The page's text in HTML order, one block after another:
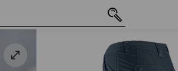
34 2 121,13 Kč